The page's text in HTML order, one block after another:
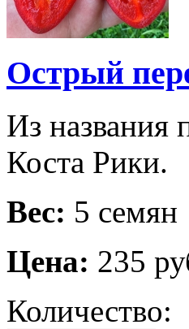
Острый
Из названия
Коста Рики.
Вес: 5 семян
Цена: 235
Количество: